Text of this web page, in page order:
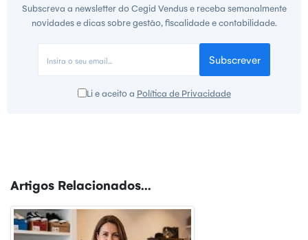
Subscreva a newsletter do Cegid Vendus e receba semanalmente
novidades e dicas sobre gestão, fiscalidade e contabilidade.
Subscrever
Li e aceito a Política de Privacidade
Artigos Relacionados...